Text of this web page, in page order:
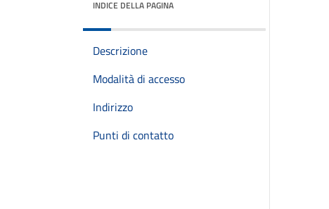
INDICE DELLA PAGINA
Descrizione
Modalità di accesso
Indirizzo
Punti di contatto